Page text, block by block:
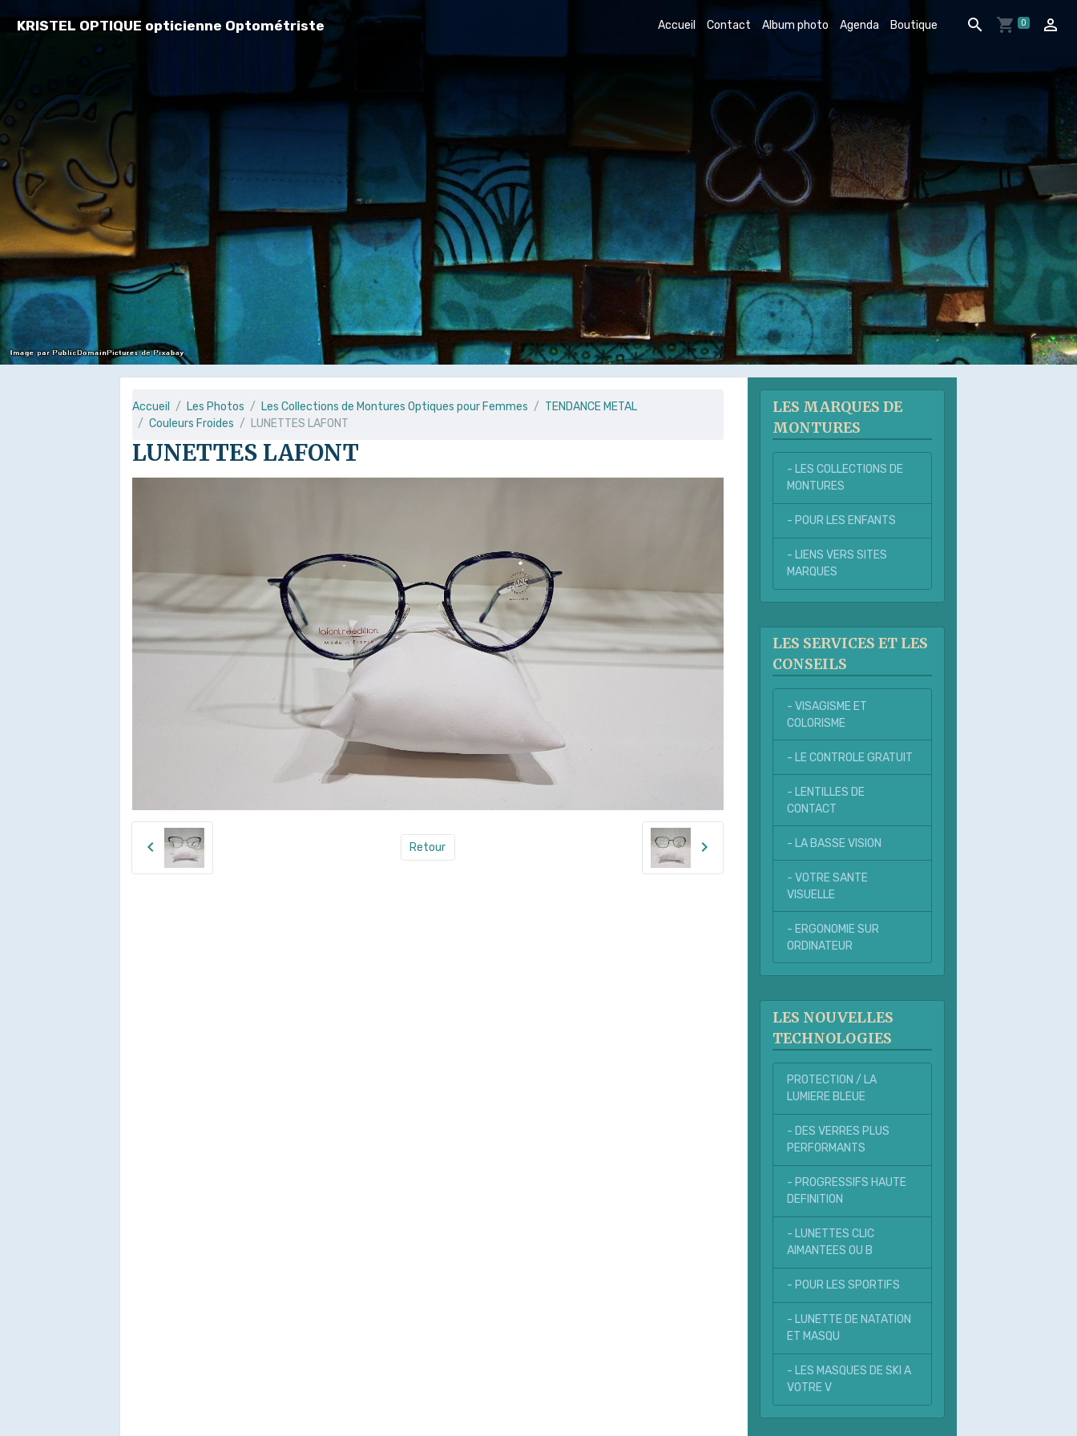
KRISTEL OPTIQUE opticienne Optométriste Accueil Contact Album photo Agenda Boutique 0
Accueil Les Photos Les Collections de Montures Optiques pour Femmes
TENDANCE METAL
Couleurs Froides
LUNETTES LAFONT
LUNETTES LAFONT
Retour
LES MARQUES DE
MONTURES
- LES COLLECTIONS DE
MONTURES
- POUR LES ENFANTS
- LIENS VERS SITES
MARQUES
LES SERVICES ET LES
CONSEILS
- VISAGISME ET
COLORISME
- LE CONTROLE GRATUIT
- LENTILLES DE
CONTACT
- LA BASSE VISION
- VOTRE SANTE
VISUELLE
- ERGONOMIE SUR
ORDINATEUR
LES NOUVELLES
TECHNOLOGIES
PROTECTION / LA
LUMIERE BLEUE
- DES VERRES PLUS
PERFORMANTS
- PROGRESSIFS HAUTE
DEFINITION
- LUNETTES CLIC
AIMANTEES OU B
- POUR LES SPORTIFS
- LUNETTE DE NATATION
ET MASQU
- LES MASQUES DE SKI A
VOTRE V